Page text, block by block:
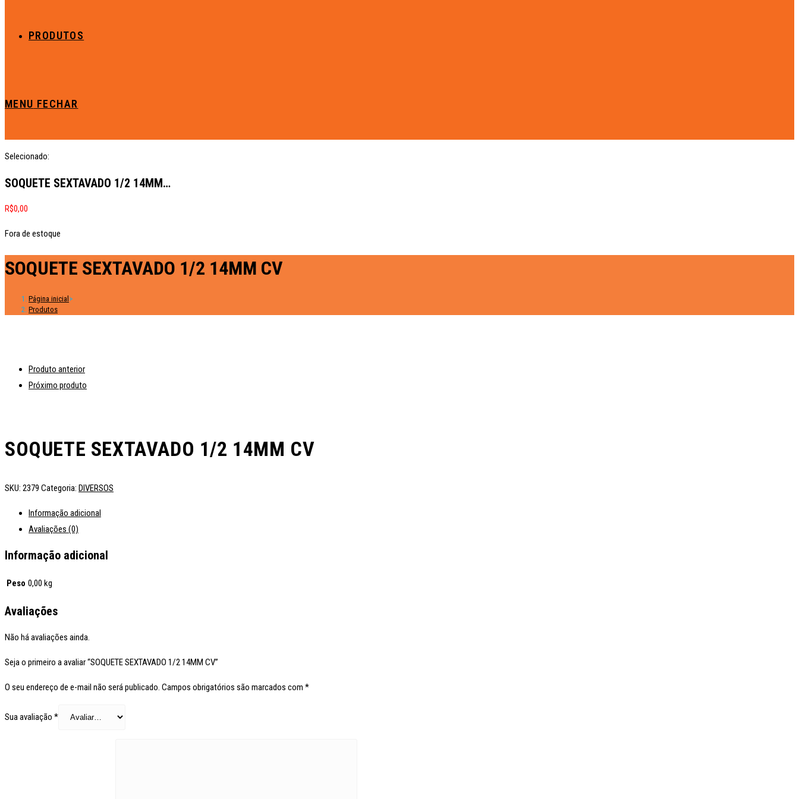
PRODUTOS
MENU FECHAR
Selecionado:
SOQUETE SEXTAVADO 1/2 14MM…
R$0,00
Fora de estoque
SOQUETE SEXTAVADO 1/2 14MM CV
Página inicial >
Produtos
Produto anterior
Próximo produto
SOQUETE SEXTAVADO 1/2 14MM CV
SKU: 2379 Categoria: DIVERSOS
Informação adicional
Avaliações (0)
Informação adicional
Peso 0,00 kg
Avaliações
Não há avaliações ainda.
Seja o primeiro a avaliar “SOQUETE SEXTAVADO 1/2 14MM CV”
O seu endereço de e-mail não será publicado. Campos obrigatórios são marcados com *
Sua avaliação *